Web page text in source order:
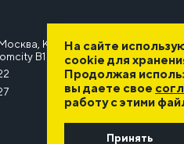
Киевское шоссе, 22-й
B1
На сайте
cookie для
Продолжая
вы даете свое
работу с этими
Принять